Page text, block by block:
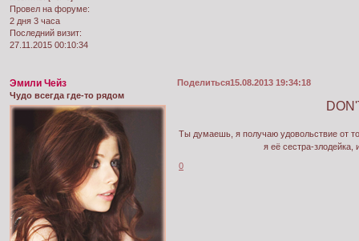
Провел на форуме:
2 дня 3 часа
Последний визит:
27.11.2015 00:10:34
Поделиться15.08.2013 19:34:18
Эмили Чейз
Чудо всегда где-то рядом
Ты думаешь, я получаю удовольствие от
я её сестра-злодейка,
0